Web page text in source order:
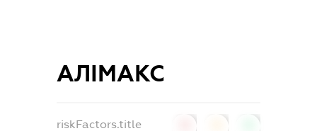
АЛІМАКС
riskFactors.title